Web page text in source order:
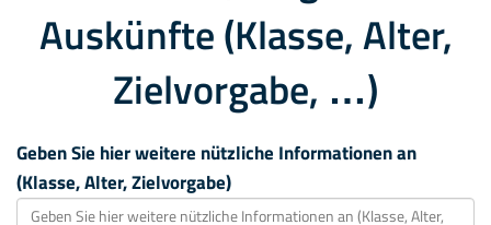
Auskünfte (Klasse, Alter,
Zielvorgabe, …)
Geben Sie hier weitere nützliche Informationen an
(Klasse, Alter, Zielvorgabe)